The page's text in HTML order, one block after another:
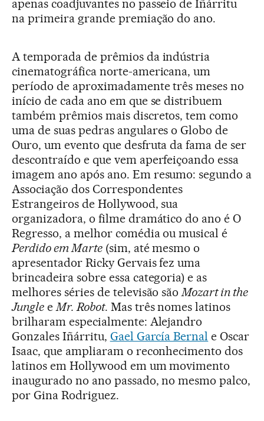
apenas coadjuvantes no passeio de Iñárritu
na primeira grande premiação do ano.
A temporada de prêmios da indústria
cinematográfica norte-americana, um
período de aproximadamente três meses no
início de cada ano em que se distribuem
também prêmios mais discretos, tem como
uma de suas pedras angulares o Globo de
Ouro, um evento que desfruta da fama de ser
descontraído e que vem aperfeiçoando essa
imagem ano após ano. Em resumo: segundo a
Associação dos Correspondentes
Estrangeiros de Hollywood, sua
organizadora, o filme dramático do ano é O
Regresso, a melhor comédia ou musical é
Perdido em Marte(sim, até mesmo o
apresentador Ricky Gervais fez uma
brincadeira sobre essa categoria) e as
melhores séries de televisão sãoMozart in the
JungleeMr. Robot. Mas três nomes latinos
brilharam especialmente: Alejandro
Gonzales Iñárritu, Gael García Bernal e Oscar
Isaac, que ampliaram o reconhecimento dos
latinos em Hollywood em um movimento
inaugurado no ano passado, no mesmo palco,
por Gina Rodriguez.